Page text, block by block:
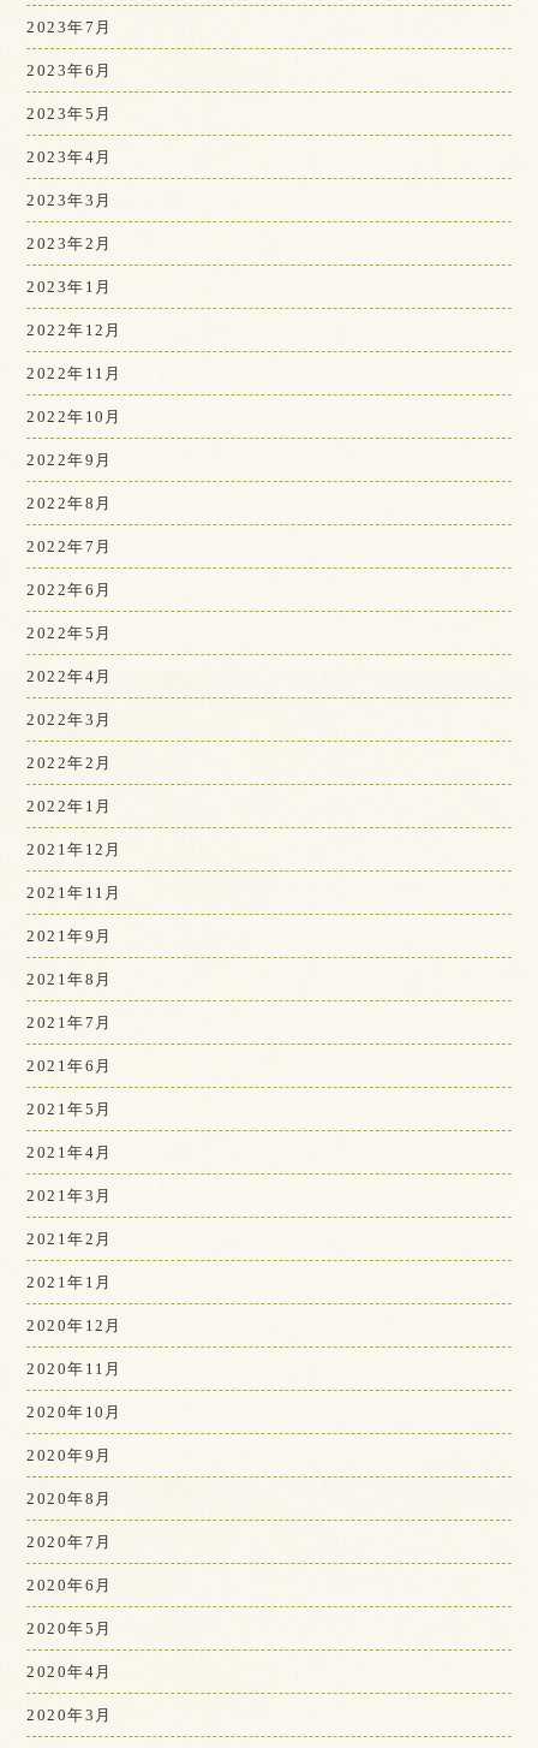
2023年7月
2023年6月
2023年5月
2023年4月
2023年3月
2023年2月
2023年1月
2022年12月
2022年11月
2022年10月
2022年9月
2022年8月
2022年7月
2022年6月
2022年5月
2022年4月
2022年3月
2022年2月
2022年1月
2021年12月
2021年11月
2021年9月
2021年8月
2021年7月
2021年6月
2021年5月
2021年4月
2021年3月
2021年2月
2021年1月
2020年12月
2020年11月
2020年10月
2020年9月
2020年8月
2020年7月
2020年6月
2020年5月
2020年4月
2020年3月